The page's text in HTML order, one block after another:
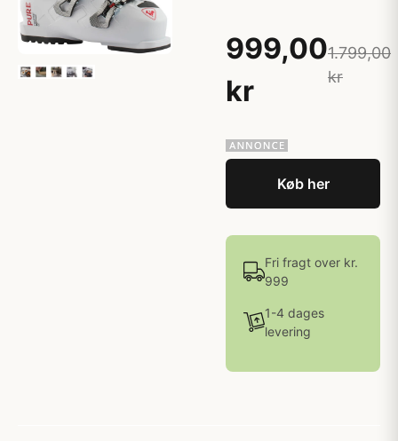
999,00
kr
1.799,00
kr
Køb her
Fri fragt over kr.
999
1-4 dages
levering